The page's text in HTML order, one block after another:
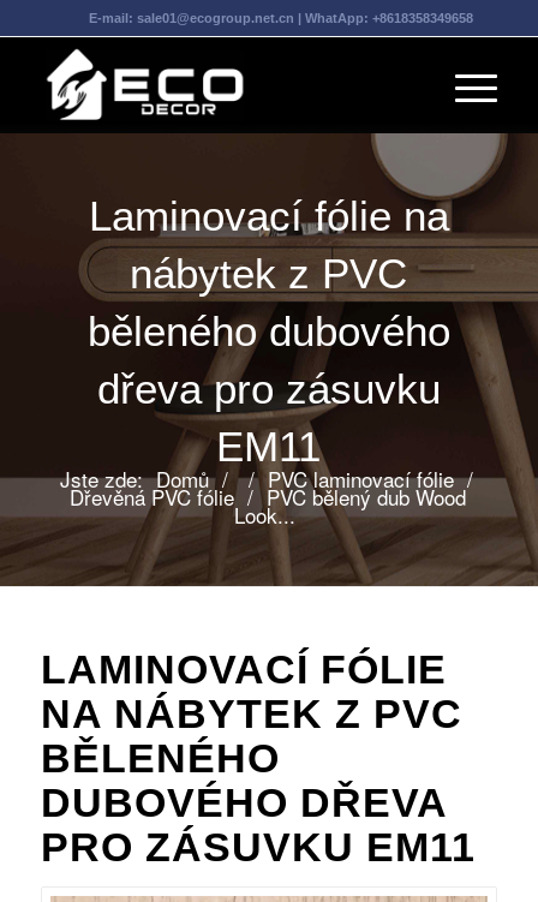
E-mail: sale01@ecogroup.net.cn | WhatApp: +8618358349658
Laminovací fólie na
nábytek z PVC
běleného dubového
dřeva pro zásuvku
EM11
Jste zde: Domů / / PVC laminovací fólie /
Dřevěná PVC fólie / PVC bělený dub Wood
Look...
LAMINOVACÍ FÓLIE
NA NÁBYTEK Z PVC
BĚLENÉHO
DUBOVÉHO DŘEVA
PRO ZÁSUVKU EM11